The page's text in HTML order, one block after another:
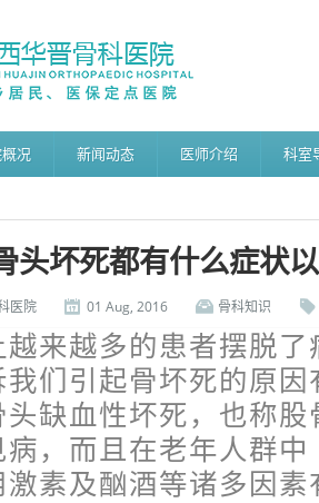
况 新闻动态 医师介绍 科室
头坏死都有什么症状
医院 01 Aug, 2016 骨科知识
越来越多的患者摆脱
我们引起骨坏死的原
头缺血性坏死，也称
病，而且在老年人群
激素及酗酒等诸多因素